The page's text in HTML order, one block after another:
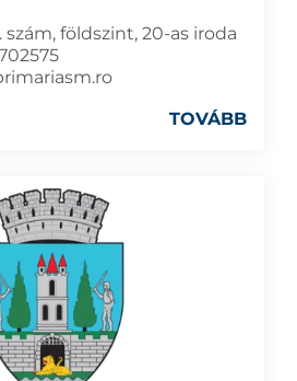
szám, földszint, 20-as iroda
TOVÁBB